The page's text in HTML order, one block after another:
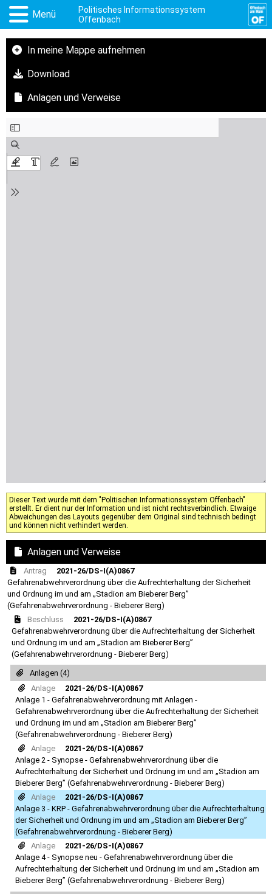
Menü
Politisches Informationssystem
Offenbach
In meine Mappe aufnehmen
Download
Anlagen und Verweise
Dieser Text wurde mit dem "Politischen Informationssystem Offenbach"
erstellt. Er dient nur der Information und ist nicht rechtsverbindlich. Etwaige
Abweichungen des Layouts gegenüber dem Original sind technisch bedingt
und können nicht verhindert werden.
Anlagen und Verweise
Antrag
2021-26/DS-I(A)0867
Gefahrenabwehrverordnung über die Aufrechterhaltung der Sicherheit
und Ordnung im und am „Stadion am Bieberer Berg”
(Gefahrenabwehrverordnung - Bieberer Berg)
Beschluss
2021-26/DS-I(A)0867
Gefahrenabwehrverordnung über die Aufrechterhaltung der Sicherheit
und Ordnung im und am „Stadion am Bieberer Berg”
(Gefahrenabwehrverordnung - Bieberer Berg)
Anlagen (4)
Anlage
2021-26/DS-I(A)0867
Anlage 1 - Gefahrenabwehrverordnung mit Anlagen -
Gefahrenabwehrverordnung über die Aufrechterhaltung der Sicherheit
und Ordnung im und am „Stadion am Bieberer Berg”
(Gefahrenabwehrverordnung - Bieberer Berg)
Anlage
2021-26/DS-I(A)0867
Anlage 2 - Synopse - Gefahrenabwehrverordnung über die
Aufrechterhaltung der Sicherheit und Ordnung im und am „Stadion am
Bieberer Berg” (Gefahrenabwehrverordnung - Bieberer Berg)
Anlage
2021-26/DS-I(A)0867
Anlage 3 - KRP - Gefahrenabwehrverordnung über die Aufrechterhaltung
der Sicherheit und Ordnung im und am „Stadion am Bieberer Berg”
(Gefahrenabwehrverordnung - Bieberer Berg)
Anlage
2021-26/DS-I(A)0867
Anlage 4 - Synopse neu - Gefahrenabwehrverordnung über die
Aufrechterhaltung der Sicherheit und Ordnung im und am „Stadion am
Bieberer Berg” (Gefahrenabwehrverordnung - Bieberer Berg)